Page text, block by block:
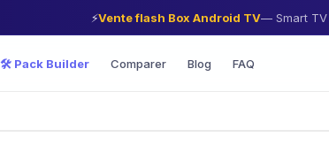
⚡Vente flash Box Android TV— Smart TV
🛠️ Pack Builder Comparer Blog FAQ